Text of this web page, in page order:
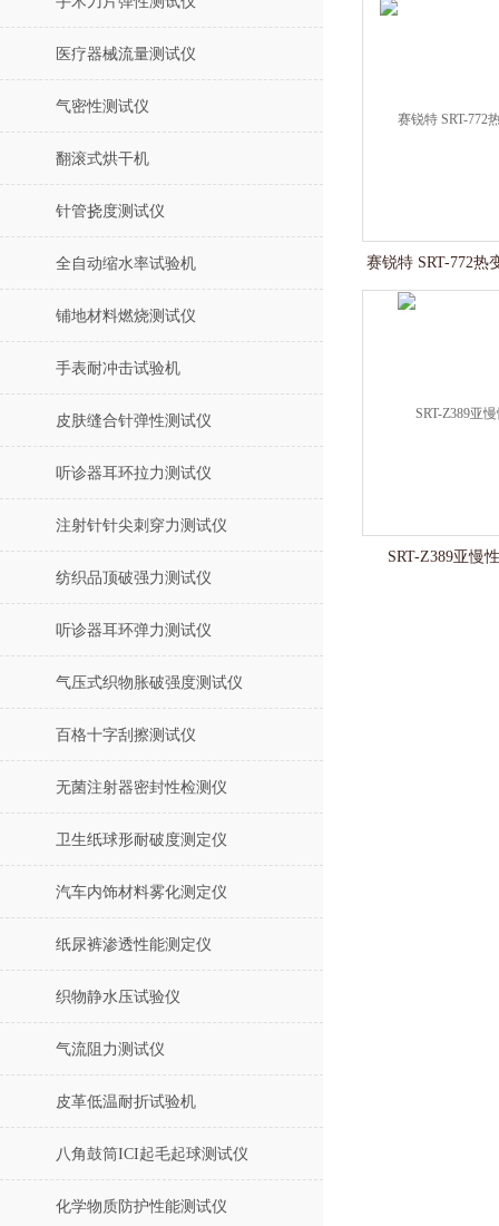
医疗器械流量测试仪
气密性测试仪
翻滚式烘干机
针管挠度测试仪
全自动缩水率试验机
铺地材料燃烧测试仪
手表耐冲击试验机
皮肤缝合针弹性测试仪
听诊器耳环拉力测试仪
注射针针尖刺穿力测试仪
纺织品顶破强力测试仪
听诊器耳环弹力测试仪
气压式织物胀破强度测试仪
百格十字刮擦测试仪
无菌注射器密封性检测仪
卫生纸球形耐破度测定仪
汽车内饰材料雾化测定仪
纸尿裤渗透性能测定仪
织物静水压试验仪
气流阻力测试仪
皮革低温耐折试验机
八角鼓筒ICI起毛起球测试仪
化学物质防护性能测试仪
赛锐特 SRT-772热
SRT-Z389亚慢